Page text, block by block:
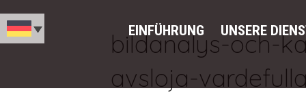
EINFÜHRUNG UNSERE
bildanalys-och-
avsloja-